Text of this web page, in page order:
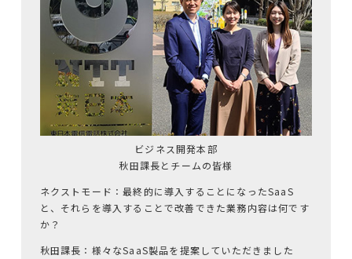
ビジネス開発本部
秋田課長とチームの皆様
ネクストモード：最終的に導入することになったSaaS
と、それらを導入することで改善できた業務内容は何です
か？
秋田課長：様々なSaaS製品を提案していただきました